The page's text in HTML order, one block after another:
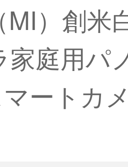
MI）創米
家庭用パ
ートカ